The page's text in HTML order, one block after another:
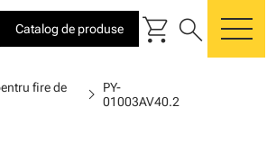
Catalog de produse shopping_cart search
fire de
chevron_rightPY-
01003AV40.2